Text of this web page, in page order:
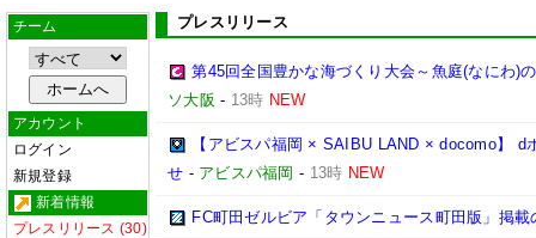
チーム
アカウント
ログイン
新規登録
新着情報
プレスリリース (30)
プレスリリース
第45回全国豊かな海づくり大会～魚庭(なにわ)
ソ大阪 - 13時 NEW
【アビスパ福岡 × SAIBU LAND × docomo】
せ - アビスパ福岡 - 13時 NEW
FC町田ゼルビア「タウンニュース町田版」掲載